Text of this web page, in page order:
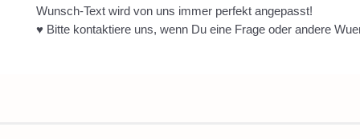
Wunsch-Text wird von uns immer perfekt angepasst!
♥ Bitte kontaktiere uns, wenn Du eine Frage oder andere